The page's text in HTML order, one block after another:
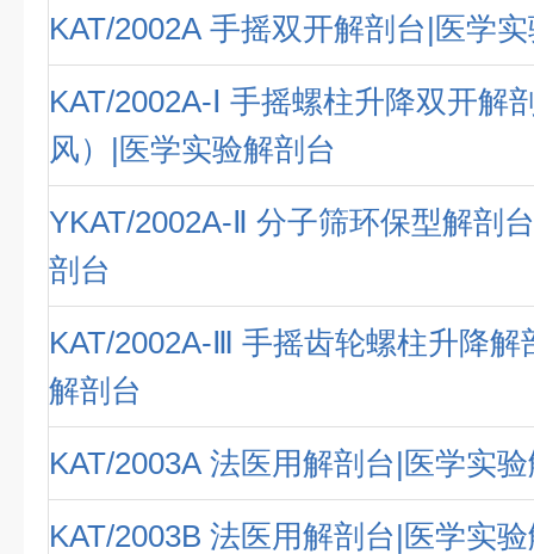
KAT/2002A 手摇双开解剖台|医学
KAT/2002A-Ⅰ 手摇螺柱升降双开解
风）|医学实验解剖台
YKAT/2002A-Ⅱ 分子筛环保型解剖
剖台
KAT/2002A-Ⅲ 手摇齿轮螺柱升降解
解剖台
KAT/2003A 法医用解剖台|医学实
KAT/2003B 法医用解剖台|医学实